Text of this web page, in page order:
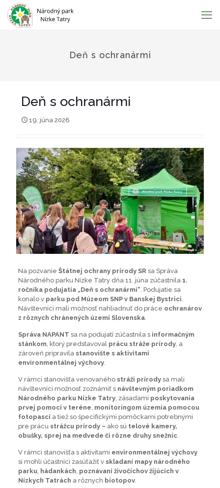
Deň s ochranármi
Deň s ochranármi
19. júna 2026
Na pozvanie Štátnej ochrany prírody SR sa Správa
Národného parku Nízke Tatry dňa 11. júna zúčastnila 1.
ročníka podujatia „Deň s ochranármi“ . Podujatie sa
konalo v parku pod Múzeom SNP v Banskej Bystrici
Návštevníci mali možnosť nahliadnuť do práce ochranárov
z rôznych chránených území Slovenska.
Správa NAPANT sa na podujatí zúčastnila s informačným
stánkom, ktorý predstavoval prácu stráže prírody, a
zároveň pripravila stanovište s aktivitami
environmentálnej výchovy.
V rámci stanovišťa venovaného stráži prírodysa mali
návštevníci možnosť zoznámiť s návštevným poriadkom
Národného parku Nízke Tatry, zásadami poskytovania
prvej pomoci v teréne monitoringom územia pomocou
fotopascía tiež so špecifickými pomôckami potrebnými
pre prácu strážcu prírody – ako sú telové kamery,
obušky, sprej na medvede či rôzne druhy snežníc.
V rámci stanovišťa s aktivitami environmentálnej výchovy
si mohli účastníci zasúťažiť v skladaní mapy národného
parku, hádankách poznávaní živočíchov žijúcich v
Nízkych Tatrách a rôznych biotopov.